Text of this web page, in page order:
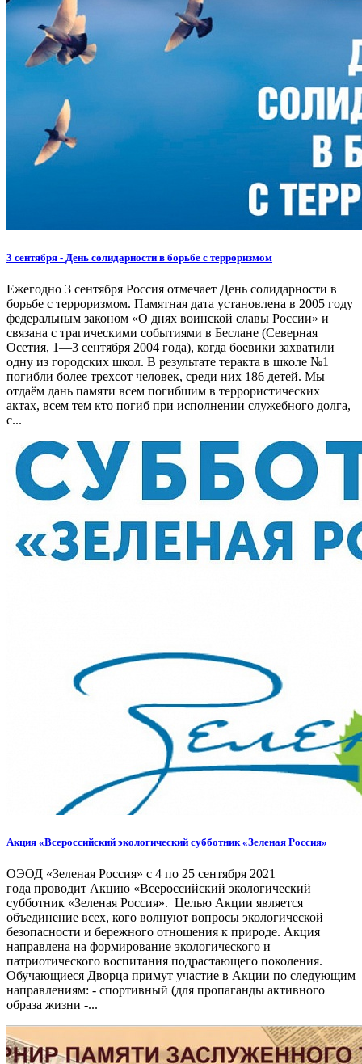
3 сентября - День солидарности в борьбе с терроризмом
Ежегодно 3 сентября Россия отмечает День солидарности в
борьбе с терроризмом. Памятная дата установлена в 2005 году
федеральным законом «О днях воинской славы России» и
связана с трагическими событиями в Беслане (Северная
Осетия, 1—3 сентября 2004 года), когда боевики захватили
одну из городских школ. В результате теракта в школе №1
погибли более трехсот человек, среди них 186 детей. Мы
отдаём дань памяти всем погибшим в террористических
актах, всем тем кто погиб при исполнении служебного долга,
с...
Акция «Всероссийский экологический субботник «Зеленая Россия»
ОЭОД «Зеленая Россия» с 4 по 25 сентября 2021
года проводит Акцию «Всероссийский экологический
субботник «Зеленая Россия». Целью Акции является
объединение всех, кого волнуют вопросы экологической
безопасности и бережного отношения к природе. Акция
направлена на формирование экологического и
патриотического воспитания подрастающего поколения.
Обучающиеся Дворца примут участие в Акции по следующим
направлениям: - спортивный (для пропаганды активного
образа жизни -...